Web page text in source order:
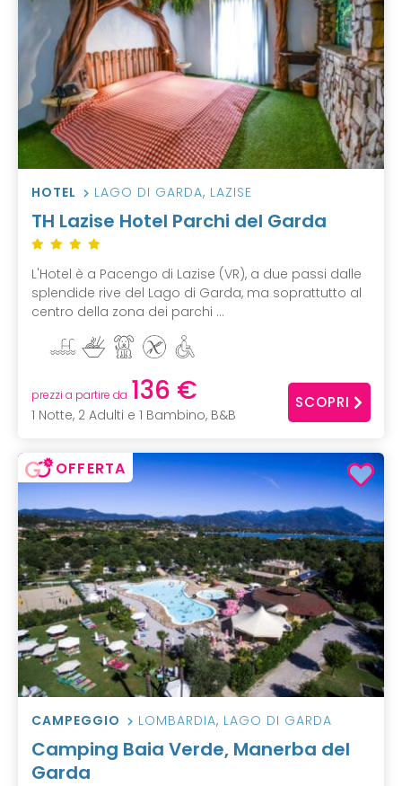
HOTEL LAGO DI GARDA, LAZISE
TH Lazise Hotel Parchi del Garda
L'Hotel è a Pacengo di Lazise (VR), a due passi dalle
splendide rive del Lago di Garda, ma soprattutto al
centro della zona dei parchi ...
prezzi a partire da 136 €
1 Notte, 2 Adulti e 1 Bambino, B&B
SCOPRI
OFFERTA
CAMPEGGIO LOMBARDIA, LAGO DI GARDA
Camping Baia Verde, Manerba del
Garda